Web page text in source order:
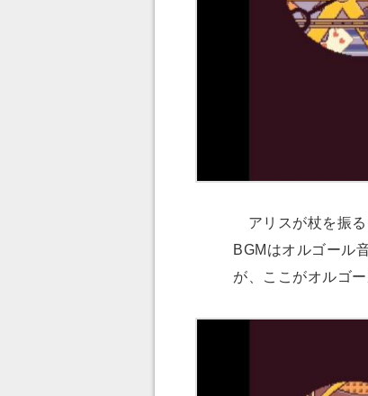
アリスが杖を振る
BGMはオルゴール
が、ここがオルゴ